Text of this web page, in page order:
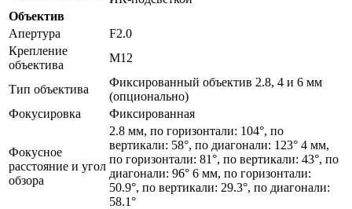
Объектив
Апертура
F2.0
Крепление
объектива
M12
Тип объектива
Фиксированный объектив 2.8, 4 и 6 мм
(опционально)
Фокусировка
Фиксированная
Фокусное
расстояние и угол
обзора
2.8 мм, по горизонтали: 104°, по
вертикали: 58°, по диагонали: 123° 4 мм,
по горизонтали: 81°, по вертикали: 43°, по
диагонали: 96° 6 мм, по горизонтали:
50.9°, по вертикали: 29.3°, по диагонали:
58.1°